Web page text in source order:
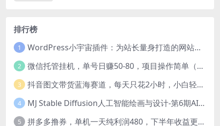
排行榜
1 WordPress小宇宙插件：为站长量身打造的网站性能与SEO优化插件
2 微信托管挂机，单号日赚50-80，项目操作简单（附无限注册实名微信号教程）
3 抖音图文带货蓝海赛道，每天只花2小时，小白轻松过万
4 MJ Stable Diffusion人工智能绘画与设计-第6期AIGC课程（35节）
5 拼多多撸券，单机一天纯利润480，下半年收益更高，不限设备，不限IP。